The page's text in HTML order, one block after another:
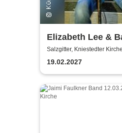
Elizabeth Lee &
Kniestedter Kirche
Salzgitter, Kniestedter Kirche
19.02.2027